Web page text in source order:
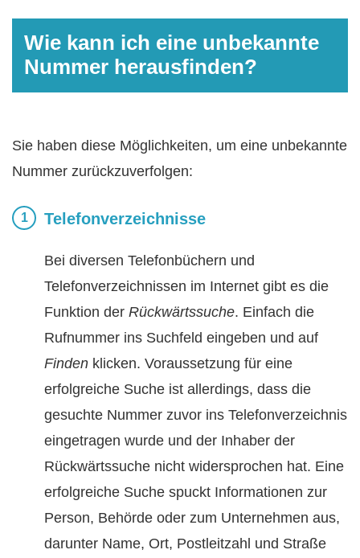
Wie kann ich eine unbekannte
Nummer herausfinden?
Sie haben diese Möglichkeiten, um eine unbekannte
Nummer zurückzuverfolgen:
Telefonverzeichnisse
Bei diversen Telefonbüchern und
Telefonverzeichnissen im Internet gibt es die
Funktion der Rückwärtssuche. Einfach die
Rufnummer ins Suchfeld eingeben und auf
Finden klicken. Voraussetzung für eine
erfolgreiche Suche ist allerdings, dass die
gesuchte Nummer zuvor ins Telefonverzeichnis
eingetragen wurde und der Inhaber der
Rückwärtssuche nicht widersprochen hat. Eine
erfolgreiche Suche spuckt Informationen zur
Person, Behörde oder zum Unternehmen aus,
darunter Name, Ort, Postleitzahl und Straße